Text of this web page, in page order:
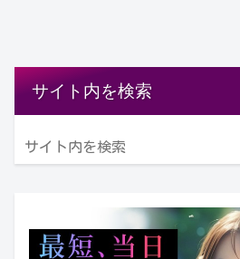
サイト内を検索